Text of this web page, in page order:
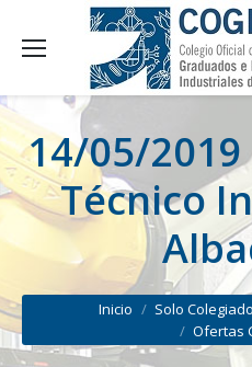
14/05/
Técnico
You are here:
Inicio Solo
Ofertas